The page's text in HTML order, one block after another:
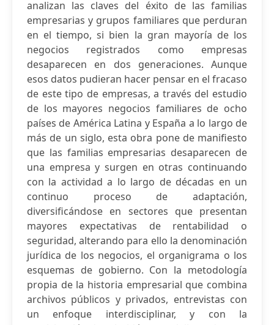
analizan las claves del éxito de las familias
empresarias y grupos familiares que perduran
en el tiempo, si bien la gran mayoría de los
negocios registrados como empresas
desaparecen en dos generaciones. Aunque
esos datos pudieran hacer pensar en el fracaso
de este tipo de empresas, a través del estudio
de los mayores negocios familiares de ocho
países de América Latina y España a lo largo de
más de un siglo, esta obra pone de manifiesto
que las familias empresarias desaparecen de
una empresa y surgen en otras continuando
con la actividad a lo largo de décadas en un
continuo proceso de adaptación,
diversificándose en sectores que presentan
mayores expectativas de rentabilidad o
seguridad, alterando para ello la denominación
jurídica de los negocios, el organigrama o los
esquemas de gobierno. Con la metodología
propia de la historia empresarial que combina
archivos públicos y privados, entrevistas con
un enfoque interdisciplinar, y con la